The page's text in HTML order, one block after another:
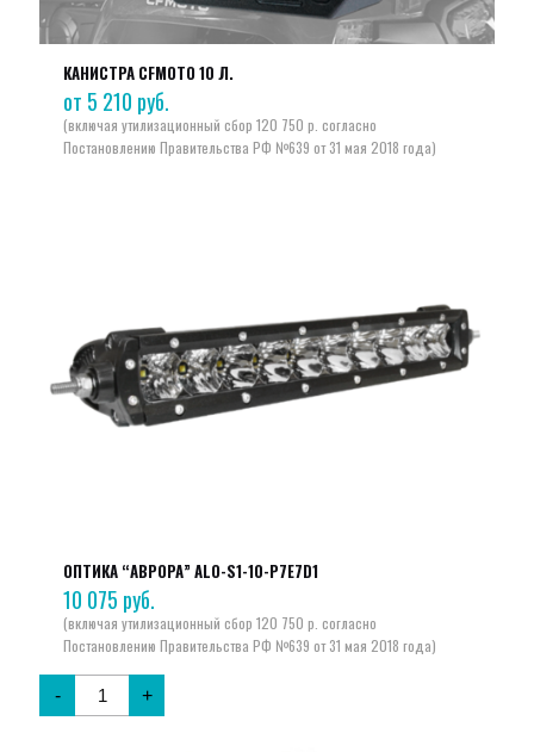
КАНИСТРА CFMOTO 10 Л.
от 5 210 руб.
ОПТИКА “АВРОРА” ALO-S1-10-P7E7D1
10 075 руб.
- +